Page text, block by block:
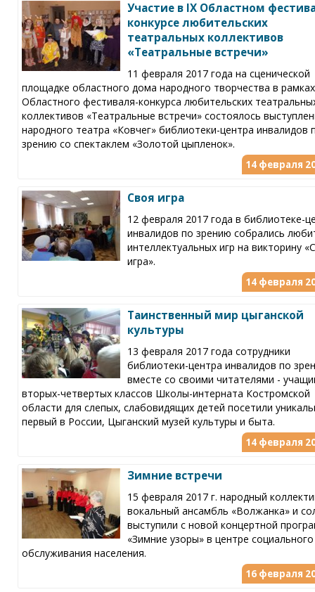
Участие в IX Областном
конкурсе любительских
театральных коллективов
«Театральные встречи»
11 февраля 2017 года на сценической
площадке областного дома народного творчества в
Областного фестиваля-конкурса любительских
коллективов «Театральные встречи» состоялось
народного театра «Ковчег» библиотеки-центра инвалидов
зрению со спектаклем «Золотой цыпленок».
14 февраля
Своя игра
12 февраля 2017 года в библиотеке-
инвалидов по зрению собрались
интеллектуальных игр на викторину
игра».
14 февраля
Таинственный мир цыганской
культуры
13 февраля 2017 года сотрудники
библиотеки-центра инвалидов по
вместе со своими читателями -
вторых-четвертых классов Школы-интерната Костромской
области для слепых, слабовидящих детей посетили
первый в России, Цыганский музей культуры и быта.
14 февраля
Зимние встречи
15 февраля 2017 г. народный
вокальный ансамбль «Волжанка» и
выступили с новой концертной
«Зимние узоры» в центре социального
обслуживания населения.
16 февраля